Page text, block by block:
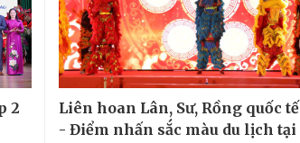
2
Liên hoan Lân, Sư, Rồng quốc tế
- Điểm nhấn sắc màu du lịch tại